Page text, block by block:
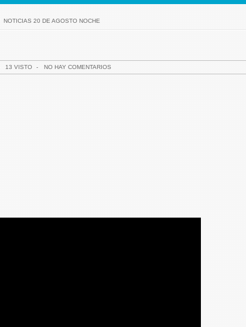
NOTICIAS 20 DE AGOSTO NOCHE
13 VISTO - NO HAY COMENTARIOS